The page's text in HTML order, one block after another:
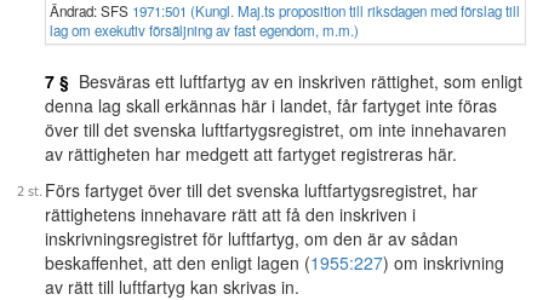
Ändrad: SFS 1971:501 (Kungl. Maj.ts proposition till riksdagen med förslag till
lag om exekutiv försäljning av fast egendom, m.m.)
7 § Besväras ett luftfartyg av en inskriven rättighet, som enligt
denna lag skall erkännas här i landet, får fartyget inte föras
över till det svenska luftfartygsregistret, om inte innehavaren
av rättigheten har medgett att fartyget registreras här.
Förs fartyget över till det svenska luftfartygsregistret, har
rättighetens innehavare rätt att få den inskriven i
inskrivningsregistret för luftfartyg, om den är av sådan
beskaffenhet, att den enligt lagen (1955:227) om inskrivning
av rätt till luftfartyg kan skrivas in.